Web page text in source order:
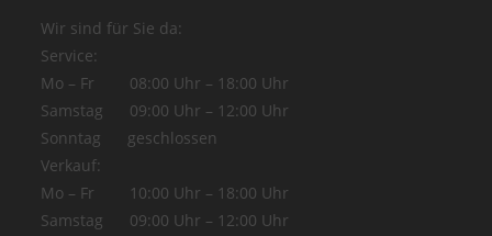
Wir sind für Sie da:
Service:
Mo – Fr 08:00 Uhr – 18:00 Uhr
Samstag 09:00 Uhr – 12:00 Uhr
Sonntag geschlossen
Verkauf:
Mo – Fr 10:00 Uhr – 18:00 Uhr
Samstag 09:00 Uhr – 12:00 Uhr